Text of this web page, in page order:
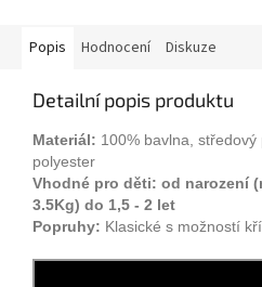
Popis Hodnocení Diskuze
Detailní popis produktu
Materiál: 100% bavlna,
polyester
Vhodné pro děti: od narození
3.5Kg) do 1,5 - 2 let
Popruhy: Klasické s možností